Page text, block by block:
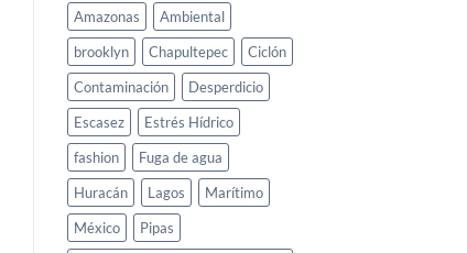
Amazonas
Ambiental
brooklyn
Chapultepec
Ciclón
Contaminación
Desperdicio
Escasez
Estrés Hídrico
fashion
Fuga de agua
Huracán
Lagos
Marítimo
México
Pipas